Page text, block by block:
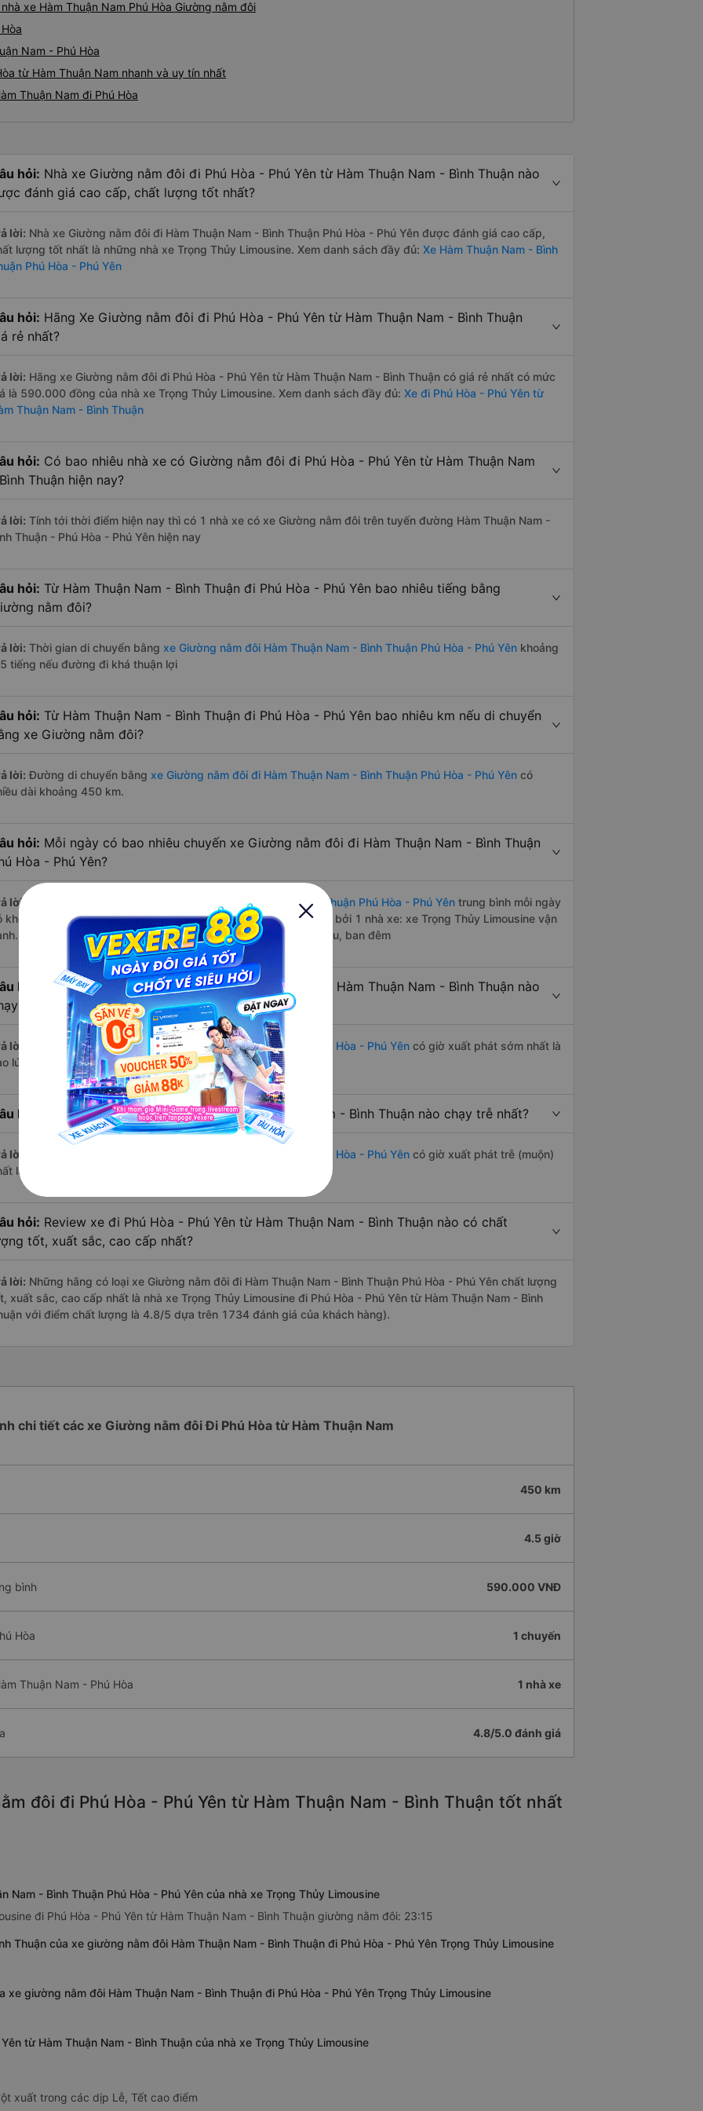
thường xuyên theo lịch trình, đặc biệt là vì tôi dự định sẽ đi
xe Hàm Thuận Nam Phú Hòa Giường nằm đôi
Nam - Phú Hòa
từ Hàm Thuận Nam nhanh và uy tín nhất
Thuận Nam đi Phú Hòa
hỏi: Nhà xe Giường nằm đôi đi Phú Hòa - Phú Yên từ Hàm Thuận Nam - Bình Thuận nào
đánh giá cao cấp, chất lượng tốt nhất?
lời: Nhà xe Giường nằm đôi đi Hàm Thuận Nam - Bình Thuận Phú Hòa - Phú Yên được đánh giá cao cấp,
lượng tốt nhất là những nhà xe Trọng Thủy Limousine. Xem danh sách đầy đủ: Xe Hàm Thuận Nam - Bình
Phú Hòa - Phú Yên
hỏi: Hãng Xe Giường nằm đôi đi Phú Hòa - Phú Yên từ Hàm Thuận Nam - Bình Thuận
rẻ nhất?
lời: Hãng xe Giường nằm đôi đi Phú Hòa - Phú Yên từ Hàm Thuận Nam - Bình Thuận có giá rẻ nhất có mức
là 590.000 đồng của nhà xe Trọng Thủy Limousine. Xem danh sách đầy đủ: Xe đi Phú Hòa - Phú Yên từ
Thuận Nam - Bình Thuận
hỏi: Có bao nhiêu nhà xe có Giường nằm đôi đi Phú Hòa - Phú Yên từ Hàm Thuận Nam
Thuận hiện nay?
lời: Tính tới thời điểm hiện nay thì có 1 nhà xe có xe Giường nằm đôi trên tuyến đường Hàm Thuận Nam -
Thuận - Phú Hòa - Phú Yên hiện nay
hỏi: Từ Hàm Thuận Nam - Bình Thuận đi Phú Hòa - Phú Yên bao nhiêu tiếng bằng
nằm đôi?
lời: Thời gian di chuyển bằng xe Giường nằm đôi Hàm Thuận Nam - Bình Thuận Phú Hòa - Phú Yên khoảng
tiếng nếu đường đi khá thuận lợi
hỏi: Từ Hàm Thuận Nam - Bình Thuận đi Phú Hòa - Phú Yên bao nhiêu km nếu di chuyển
xe Giường nằm đôi?
lời: Đường di chuyển bằng xe Giường nằm đôi đi Hàm Thuận Nam - Bình Thuận Phú Hòa - Phú Yên có
dài khoảng 450 km.
hỏi: Mỗi ngày có bao nhiêu chuyến xe Giường nằm đôi đi Hàm Thuận Nam - Bình Thuận
Hòa - Phú Yên?
lời: xe Giường nằm đôi Hàm Thuận Nam - Bình Thuận Phú Hòa - Phú Yên trung bình mỗi ngày
khoảng 1 chuyến trênVexere.combắt đầu từ 23:15 đến 23:15 bởi 1 nhà xe: xe Trọng Thủy Limousine vận
Các giờ xe chạy có đầy đủ cả ban ngày, buổi trưa, buổi chiều, ban đêm
hỏi:
Nhà xe Giường nằm đôi đi Phú Hòa - Phú Yên từ Hàm Thuận Nam - Bình Thuận nào
sớm nhất?
lời: ChuyếnGiường nằm đôi Hàm Thuận Nam - Bình Thuận Phú Hòa - Phú Yên có giờ xuất phát sớm nhất là
lúc 23:15 là của nhà xe Trọng Thủy Limousine.
hỏi: Nhà xe đi Phú Hòa - Phú Yên từ Hàm Thuận Nam - Bình Thuận nào chạy trễ nhất?
lời: Giường nằm đôi Hàm Thuận Nam - Bình Thuận Phú Hòa - Phú Yên có giờ xuất phát trễ (muộn)
là vào lúc 23:15 là của nhà xe Trọng Thủy Limousine.
hỏi: Review xe đi Phú Hòa - Phú Yên từ Hàm Thuận Nam - Bình Thuận nào có chất
tốt, xuất sắc, cao cấp nhất?
lời: Những hãng có loại xe Giường nằm đôi đi Hàm Thuận Nam - Bình Thuận Phú Hòa - Phú Yên chất lượng
xuất sắc, cao cấp nhất là nhà xe Trọng Thủy Limousine đi Phú Hòa - Phú Yên từ Hàm Thuận Nam - Bình
với điểm chất lượng là 4.8/5 dựa trên 1734 đánh giá của khách hàng).
chi tiết các xe Giường nằm đôi Đi Phú Hòa từ Hàm Thuận Nam
450 km
4.5 giờ
bình 590.000 VNĐ
Hòa 1 chuyến
Thuận Nam - Phú Hòa 1 nhà xe
4.8/5.0 đánh giá
đôi đi Phú Hòa - Phú Yên từ Hàm Thuận Nam - Bình Thuận tốt nhất
Nam - Bình Thuận Phú Hòa - Phú Yên của nhà xe Trọng Thủy Limousine
đi Phú Hòa - Phú Yên từ Hàm Thuận Nam - Bình Thuận giường nằm đôi: 23:15
Thuận của xe giường nằm đôi Hàm Thuận Nam - Bình Thuận đi Phú Hòa - Phú Yên Trọng Thủy Limousine
giường nằm đôi Hàm Thuận Nam - Bình Thuận đi Phú Hòa - Phú Yên Trọng Thủy Limousine
từ Hàm Thuận Nam - Bình Thuận của nhà xe Trọng Thủy Limousine
xuất trong các dịp Lễ, Tết cao điểm